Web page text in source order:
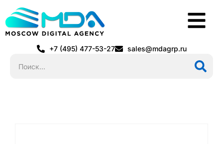
+7 (495) 477-53-27 sales@mdagrp.ru